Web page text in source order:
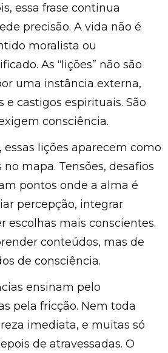
essa frase continua
precisão. A vida não é
moralista ou
As “lições” não são
uma instância externa,
e castigos espirituais. São
consciência.
lições aparecem como
mapa. Tensões, desafios
pontos onde a alma é
percepção, integrar
escolhas mais conscientes.
conteúdos, mas de
de consciência.
ensinam pelo
pela fricção. Nem toda
imediata, e muitas só
de atravessadas. O